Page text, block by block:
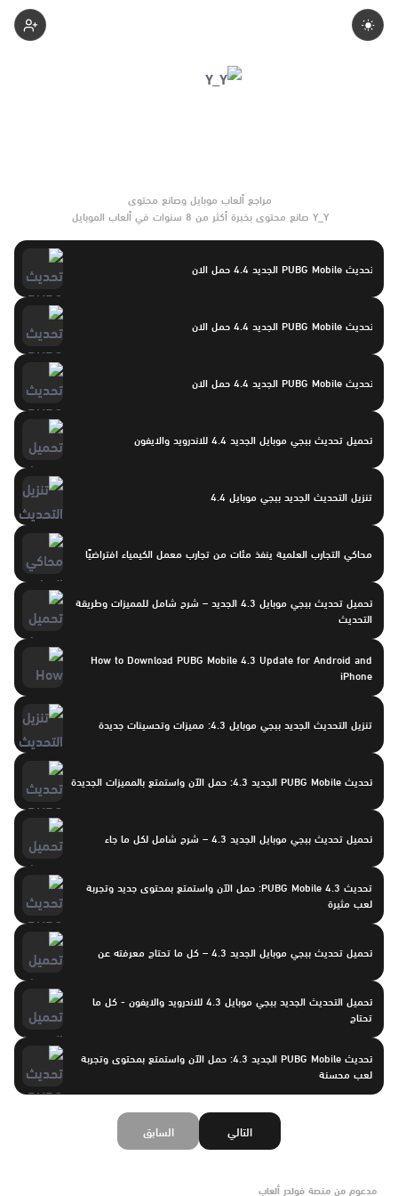
Y_Y صانع محتوى بخبرة أكثر من 8 سنوات في ألعاب الموبايل
تحديث PUBG Mobile الجديد 4.4 حمل الان
تحديث PUBG Mobile الجديد 4.4 حمل الان
تحديث PUBG Mobile الجديد 4.4 حمل الان
تحميل تحديث ببجي موبايل الجديد 4.4 للاندرويد والايفون
تنزيل التحديث الجديد ببجي موبايل 4.4
محاكي التجارب العلمية ينفذ مئات من تجارب معمل الكيمياء افتراضيًا
تحميل تحديث ببجي موبايل 4.3 الجديد – شرح شامل للمميزات وطريقة
التحديث
How to Download PUBG Mobile 4.3 Update for Android and
iPhone
تنزيل التحديث الجديد ببجي موبايل 4.3: مميزات وتحسينات جديدة
تحديث PUBG Mobile الجديد 4.3: حمل الآن واستمتع بالمميزات الجديدة
تحميل تحديث ببجي موبايل الجديد 4.3 – شرح شامل لكل ما جاء
تحديث PUBG Mobile 4.3: حمل الآن واستمتع بمحتوى جديد وتجربة
لعب مثيرة
تحميل تحديث ببجي موبايل الجديد 4.3 – كل ما تحتاج معرفته عن
تحميل التحديث الجديد ببجي موبايل 4.3 للاندرويد والايفون - كل ما
تحتاج
تحديث PUBG Mobile الجديد 4.3: حمل الآن واستمتع بمحتوى وتجربة
لعب محسنة
السابق التالي
مدعوم من منصة فولدر ألعاب